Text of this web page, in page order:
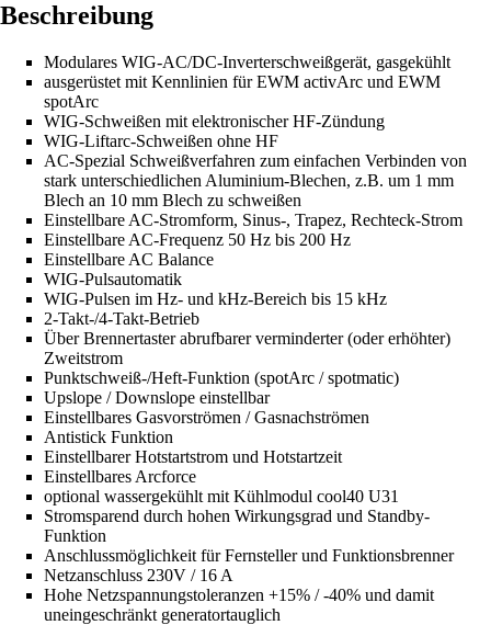
Beschreibung
Modulares WIG-AC/DC-Inverterschweißgerät, gasgekühlt
ausgerüstet mit Kennlinien für EWM activArc und EWM
spotArc
WIG-Schweißen mit elektronischer HF-Zündung
WIG-Liftarc-Schweißen ohne HF
AC-Spezial Schweißverfahren zum einfachen Verbinden von
stark unterschiedlichen Aluminium-Blechen, z.B. um 1 mm
Blech an 10 mm Blech zu schweißen
Einstellbare AC-Stromform, Sinus-, Trapez, Rechteck-Strom
Einstellbare AC-Frequenz 50 Hz bis 200 Hz
Einstellbare AC Balance
WIG-Pulsautomatik
WIG-Pulsen im Hz- und kHz-Bereich bis 15 kHz
2-Takt-/4-Takt-Betrieb
Über Brennertaster abrufbarer verminderter (oder erhöhter)
Zweitstrom
Punktschweiß-/Heft-Funktion (spotArc / spotmatic)
Upslope / Downslope einstellbar
Einstellbares Gasvorströmen / Gasnachströmen
Antistick Funktion
Einstellbarer Hotstartstrom und Hotstartzeit
Einstellbares Arcforce
optional wassergekühlt mit Kühlmodul cool40 U31
Stromsparend durch hohen Wirkungsgrad und Standby-
Funktion
Anschlussmöglichkeit für Fernsteller und Funktionsbrenner
Netzanschluss 230V / 16 A
Hohe Netzspannungstoleranzen +15% / -40% und damit
uneingeschränkt generatortauglich